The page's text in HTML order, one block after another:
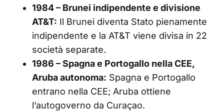
1984 – Brunei indipendente e divisione
AT&T: Il Brunei diventa Stato pienamente
indipendente e la AT&T viene divisa in 22
società separate.
1986 – Spagna e Portogallo nella CEE,
Aruba autonoma: Spagna e Portogallo
entrano nella CEE; Aruba ottiene
l’autogoverno da Curaçao.